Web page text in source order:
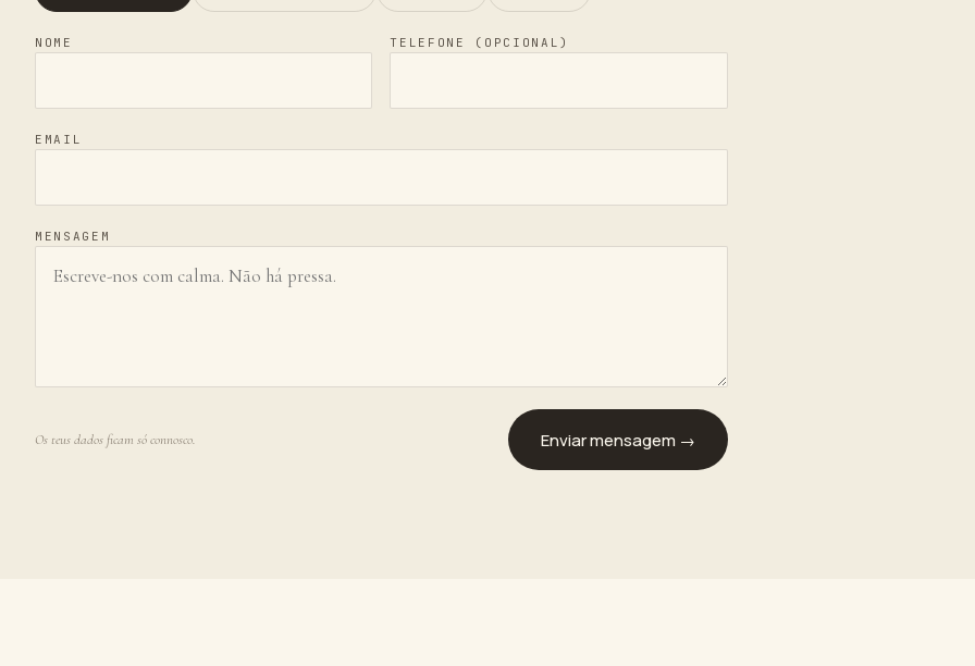
NOME TELEFONE (OPCIONAL)
EMAIL
MENSAGEM
Os teus dados ficam só connosco. Enviar mensagem →